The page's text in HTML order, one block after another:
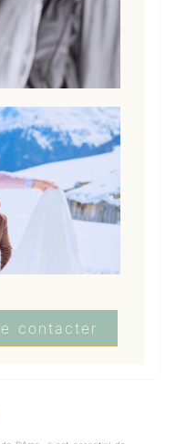
contacter